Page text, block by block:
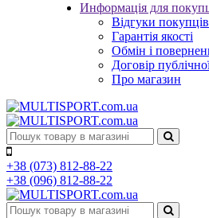
Информація для
Відгуки покупців
Гарантія якості
Обмін і
Договір
Про магазин
+38 (073) 812-88-22
+38 (096) 812-88-22